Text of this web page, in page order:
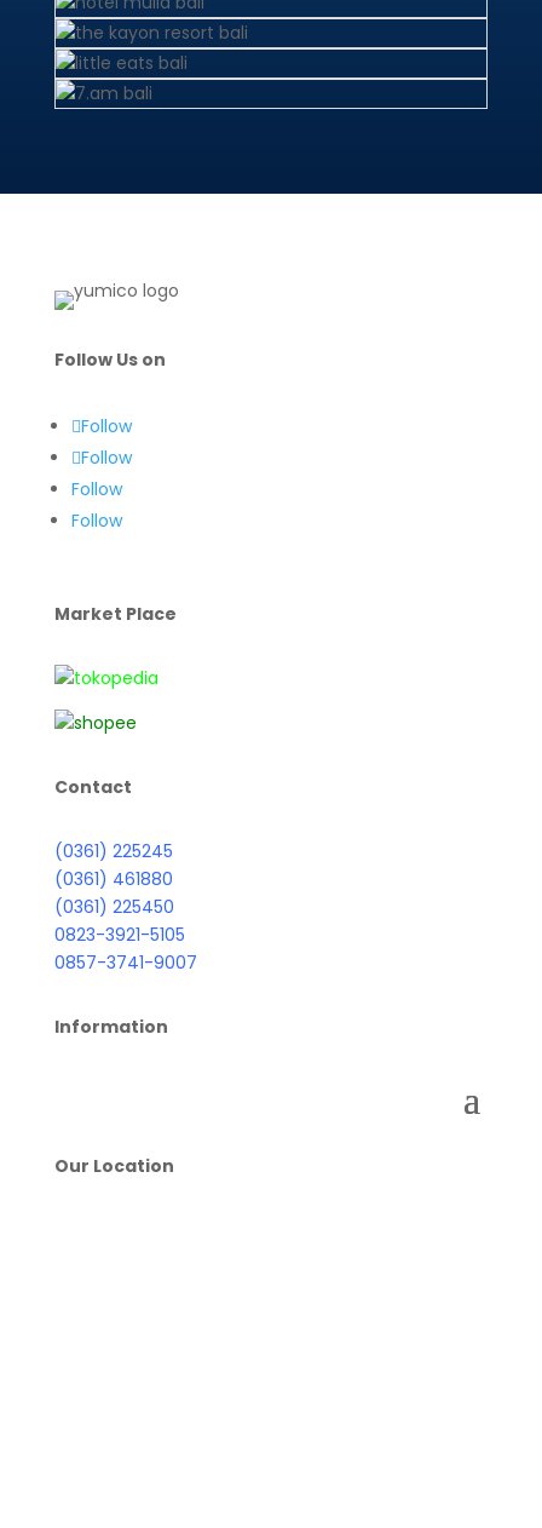
Follow Us on
Follow
Follow
Follow
Follow
Market Place
Contact
(0361) 225245
(0361) 461880
(0361) 225450
0823-3921-5105
0857-3741-9007
Information
Our Location